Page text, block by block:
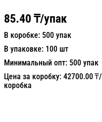
85.40 ₸/упак
В коробке: 500 упак
В упаковке: 100 шт
Минимальный опт: 500 упак
Цена за коробку: 42700.00₸/
коробка